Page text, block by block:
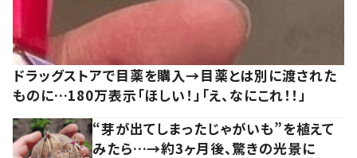
ドラッグストアで目薬を購入→目薬とは別に渡された
ものに…180万表示「ほしい！」「え、なにこれ！！」
“芽が出てしまったじゃがいも”を植えて
みたら…→約3ヶ月後、驚きの光景に